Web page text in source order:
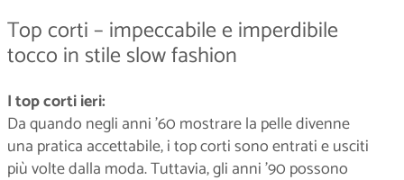
Top corti – impeccabile e imperdibile
tocco in stile slow fashion
I top corti ieri:
Da quando negli anni ’60 mostrare la pelle divenne
una pratica accettabile, i top corti sono entrati e usciti
più volte dalla moda. Tuttavia, gli anni ’90 possono